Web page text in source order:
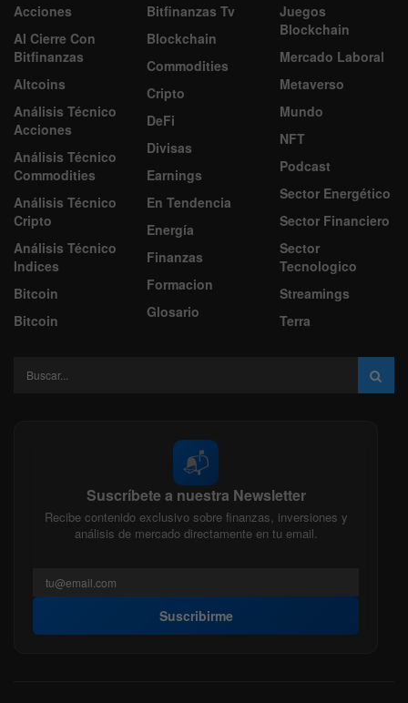
Acciones
Al Cierre Con
Bitfinanzas
Altcoins
Análisis Técnico
Acciones
Análisis Técnico
Commodities
Análisis Técnico
Cripto
Análisis Técnico
Indices
Bitcoin
Bitcoin
Bitfinanzas Tv
Blockchain
Commodities
Cripto
DeFi
Divisas
Earnings
En Tendencia
Energía
Finanzas
Formacion
Glosario
Juegos
Blockchain
Mercado Laboral
Metaverso
Mundo
NFT
Podcast
Sector Energético
Sector Financiero
Sector
Tecnologico
Streamings
Terra
📬
Suscríbete a nuestra Newsletter
Recibe contenido exclusivo sobre finanzas, inversiones y
análisis de mercado directamente en tu email.
Suscribirme